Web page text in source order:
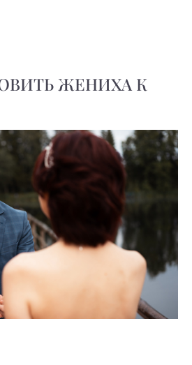
ЖЕНИХА К